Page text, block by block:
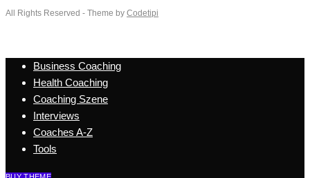
All Rights Reserved - Theme by Codetipi
Business Coaching
Health Coaching
Coaching Szene
Interviews
Coaches A-Z
Tools